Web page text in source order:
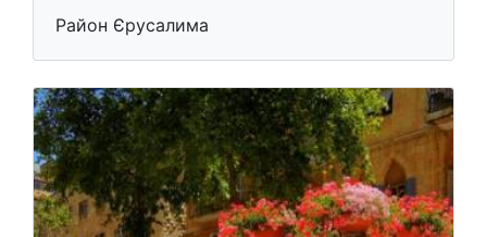
Район Єрусалима